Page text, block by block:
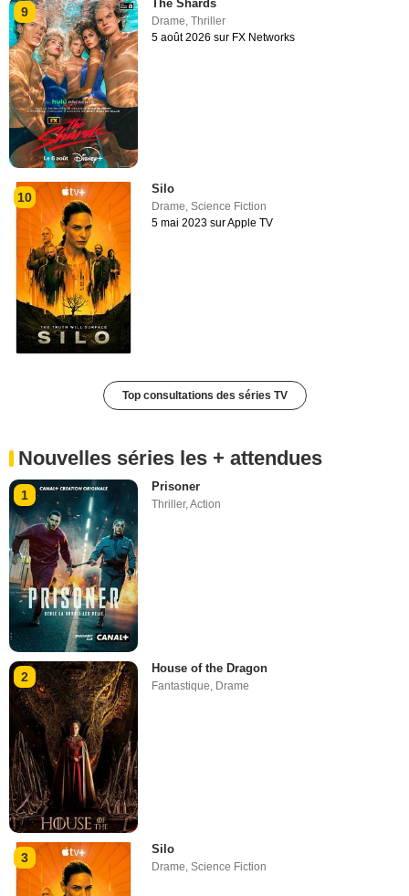
9
The Shards
Drame ,Thriller
5 août 2026 sur FX Networks
10
Silo
Drame,Science Fiction
5 mai 2023 sur Apple TV
Top consultations des séries TV
Nouvelles séries les + attendues
1
Prisoner
Thriller,Action
2
House of the Dragon
Fantastique Drame
3
Silo
Drame,Science Fiction